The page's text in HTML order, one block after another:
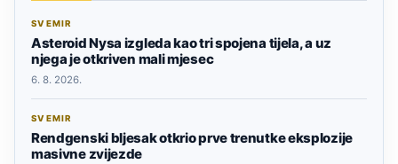
SVEMIR
Asteroid Nysa izgleda kao tri spojena tijela, a uz
njega je otkriven mali mjesec
6. 8. 2026.
SVEMIR
Rendgenski bljesak otkrio prve trenutke eksplozije
masivne zvijezde